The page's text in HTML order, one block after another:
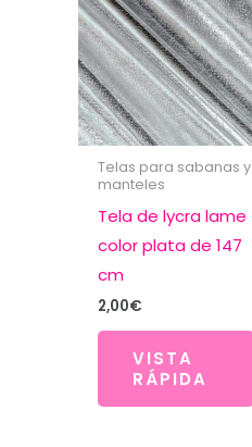
Telas para sabanas y
manteles
Tela de lycra lame
color plata de 147
cm
2,00€
VISTA
RÁPIDA